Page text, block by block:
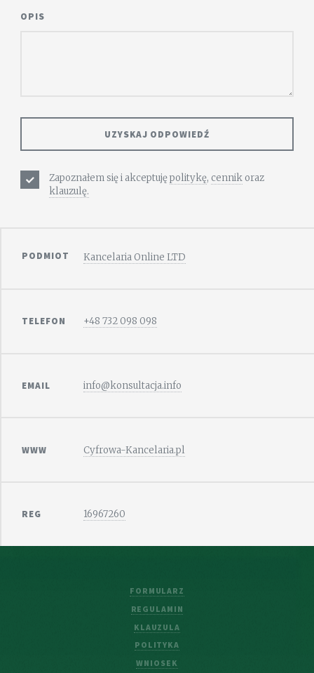
OPIS
Zapoznałem się i akceptujępolitykę, cennik oraz
klauzulę.
PODMIOT Kancelaria Online LTD
TELEFON +48 732 098 098
EMAIL info@konsultacja.info
WWW Cyfrowa-Kancelaria.pl
REG 16967260
FORMULARZ
REGULAMIN
KLAUZULA
POLITYKA
WNIOSEK